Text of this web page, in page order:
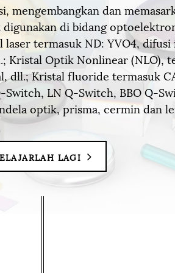
mengembangkan dan
di bidang
termasuk ND: YVO4,
Kristal Optik Nonlinear (NLO),
dll.; Kristal fluoride termasuk
Switch, LN Q-Switch, BBO Q-
optik, prisma, cermin dan
LAGI